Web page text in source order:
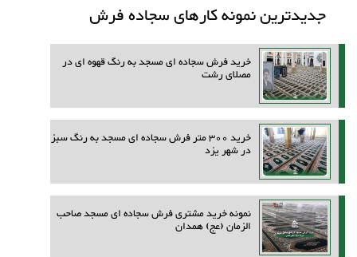
جدیدترین نمونه کارهای سجاده فرش
خرید فرش سجاده ای مسجد به رنگ قهوه ای در
مصلای رشت
خرید 300 متر فرش سجاده ای مسجد به رنگ سبز
در شهر یزد
نمونه خرید مشتری فرش سجاده ای مسجد صاحب
الزمان (عج) همدان